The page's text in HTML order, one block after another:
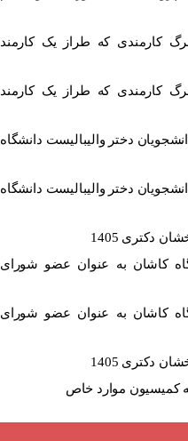
کارمندی که طراز یک کارمند
کارمندی که طراز یک کارمند
دختر والیبالیست دانشگاه
دختر والیبالیست دانشگاه
1405
کاشان به عنوان عضو شورای
کاشان به عنوان عضو شورای
1405
موارد خاص